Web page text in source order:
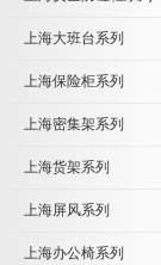
上海大班台系列
上海保险柜系列
上海密集架系列
上海货架系列
上海屏风系列
上海办公椅系列